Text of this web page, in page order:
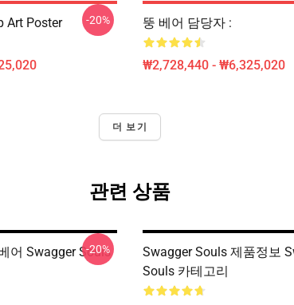
Art Poster -20% 뚱 베어 담당자 :
₩2,728,440 - ₩6,325,020
더 보기
관련 상품
어 Swagger Souls
-20%
Swagger Souls 제품정보
Souls 카테고리